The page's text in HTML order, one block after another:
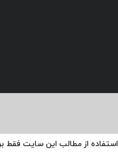
استفاده از مطالب این سایت فقط